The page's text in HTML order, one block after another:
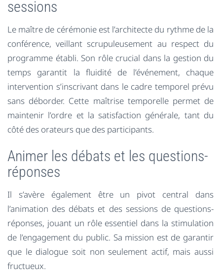
sessions
Le maître de cérémonie est l’architecte du rythme de la
conférence, veillant scrupuleusement au respect du
programme établi. Son rôle crucial dans la gestion du
temps garantit la fluidité de l’événement, chaque
intervention s’inscrivant dans le cadre temporel prévu
sans déborder. Cette maîtrise temporelle permet de
maintenir l’ordre et la satisfaction générale, tant du
côté des orateurs que des participants.
Animer les débats et les questions-
réponses
Il s’avère également être un pivot central dans
l’animation des débats et des sessions de questions-
réponses, jouant un rôle essentiel dans la stimulation
de l’engagement du public. Sa mission est de garantir
que le dialogue soit non seulement actif, mais aussi
fructueux.